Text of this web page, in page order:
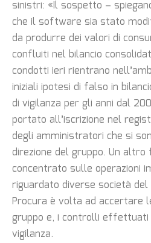
sinistri: «Il sospetto –
che il software sia stato
da produrre dei valori di
confluiti nel bilancio
condotti ieri rientrano
iniziali ipotesi di falso in
di vigilanza per gli anni dal
portato all’iscrizione nel
degli amministratori che si
direzione del gruppo. Un altro
concentrato sulle operazioni
riguardato diverse società
Procura è volta ad accertare
gruppo e, i controlli effettuati
vigilanza.